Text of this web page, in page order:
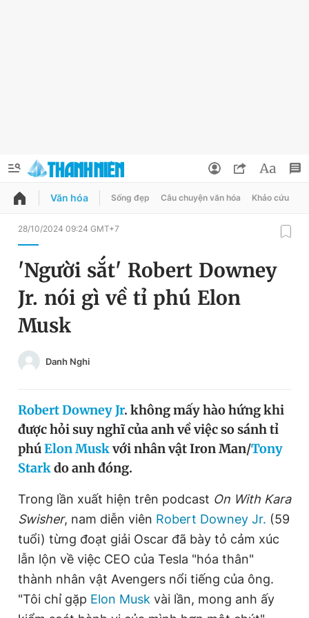
QUẢNG CÁO
Chuyên mục
Chuyên mục khác
Chào ngày mới
Tin 360
Video Magazine
Sản phẩm khác
Tiện ích Bạn cần biết
Thông tin tòa soạn Liên hệ quảng cáo
Đổi mật khẩu
Tin đã lưu
Văn hóa Sống đẹp Câu chuyện văn hóa Khảo cứu
28/10/2024 09:24 GMT+7
'Người sắt' Robert Downey
Jr. nói gì về tỉ phú Elon
Musk
Danh Nghi
Robert Downey Jr. không mấy hào hứng khi
được hỏi suy nghĩ của anh về việc so sánh tỉ
phúElon Muskvới nhân vật Iron Man/Tony
Starkdo anh đóng.
Trong lần xuất hiện trên podcast On With Kara
Swisher, nam diễn viên Robert Downey Jr. (59
tuổi) từng đoạt giải Oscar đã bày tỏ cảm xúc
lẫn lộn về việc CEO của Tesla "hóa thân"
thành nhân vật Avengers nổi tiếng của ông.
"Tôi chỉ gặp Elon Musk vài lần, mong anh ấy